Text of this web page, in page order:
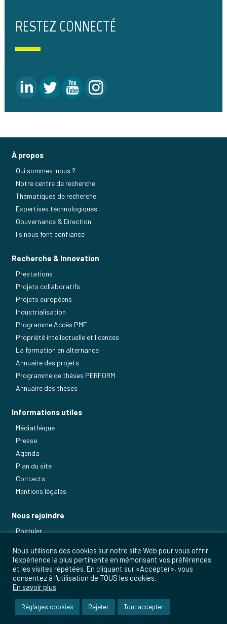
RESTEZ CONNECTÉ
À propos
Qui sommes-nous ?
Notre centre de recherche
Thématiques de recherche
Expertises technologiques
Gouvernance & Direction
Ils nous font confiance
Recherche & Innovation
Prestations
Projets collaboratifs
Projets européens
Industrialisation
Programme Accès PME
Propriété intellectuelle et licences
La formation en alternance
Annuaire des projets
Programme de thèses PERFORM
Annuaire des thèses
Informations utiles
Médiathèque
Presse
Agenda
Plan du site
Contacts
Mentions légales
Nous rejoindre
Postuler
Nous utilisons des cookies sur notre site Web pour vous offrir
l'expérience la plus pertinente en mémorisant vos préférences
et les visites répétées. En cliquant sur «Accepter», vous
consentez à l'utilisation de TOUS les cookies.
En savoir plus
Réglages cookies Rejeter Tout accepter